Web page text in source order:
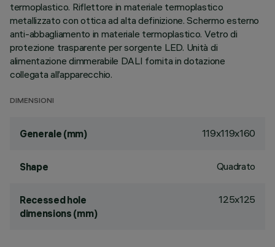
termoplastico. Riflettore in materiale termoplastico
metallizzato con ottica ad alta definizione. Schermo esterno
anti-abbagliamento in materiale termoplastico. Vetro di
protezione trasparente per sorgente LED. Unità di
alimentazione dimmerabile DALI fornita in dotazione
collegata all’apparecchio.
DIMENSIONI
Generale (mm) 119x119x160
Shape Quadrato
Recessed hole
dimensions (mm)
125x125